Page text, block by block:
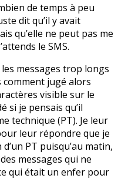
de temps à peu
dit qu’il y avait
qu’elle ne peut pas me
le SMS.
messages trop longs
comment jugé alors
visible sur le
si je pensais qu’il
technique (PT). Je leur
leur répondre que je
PT puisqu’au matin,
messages qui ne
qui était un enfer pour